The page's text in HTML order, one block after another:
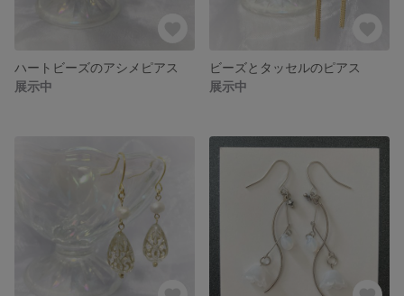
ハートビーズのアシメピアス
展示中
ビーズとタッセルのピアス
展示中